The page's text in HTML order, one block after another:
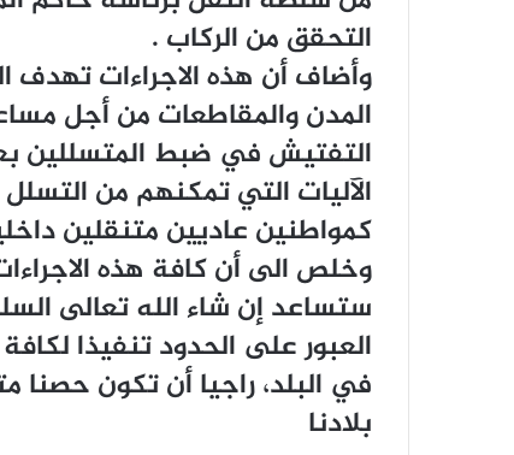
ﺍﻟﺘﺤﻘﻖ ﻣﻦ ﺍﻟﺮﻛﺎﺏ .
ﻭﺃﺿﺎﻑ ﺃﻥ ﻫﺬﻩ ﺍﻻﺟﺮﺍﺀﺍﺕ ﺗﻬﺪﻑ
ﺍﻟﻤﺪﻥ ﻭﺍﻟﻤﻘﺎﻃﻌﺎﺕ ﻣﻦ ﺃﺟﻞ
ﺍﻟﺘﻔﺘﻴﺶ ﻓﻲ ﺿﺒﻂ ﺍﻟﻤﺘﺴﻠﻠﻴﻦ
ﺍﻵﻟﻴﺎﺕ ﺍﻟﺘﻲ ﺗﻤﻜﻨﻬﻢ ﻣﻦ
ﻛﻤﻮﺍﻃﻨﻴﻦ ﻋﺎﺩﻳﻴﻦ ﻣﺘﻨﻘﻠﻴﻦ
ﻭﺧﻠﺺ ﺍﻟﻰ ﺃﻥ ﻛﺎﻓﺔ ﻫﺬﻩ
ﺳﺘﺴﺎﻋﺪ ﺇﻥ ﺷﺎﺀ ﺍﻟﻠﻪ ﺗﻌﺎﻟﻰ
ﺍﻟﻌﺒﻮﺭ ﻋﻠﻰ ﺍﻟﺤﺪﻭﺩ ﺗﻨﻔﻴﺬﺍ
ﻓﻲ ﺍﻟﺒﻠﺪ، ﺭﺍﺟﻴﺎ ﺃﻥ ﺗﻜﻮﻥ
ﺑﻼﺩﻧﺎ